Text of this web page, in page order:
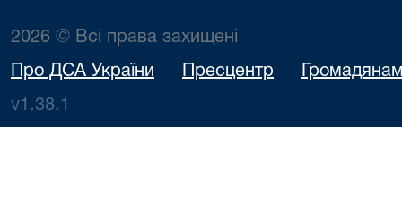
2026 © Всі права захищені
Про ДСА України Пресцентр
v1.38.1